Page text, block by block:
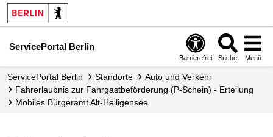
ServicePortal Berlin
Barrierefrei Suche Menü
ServicePortal Berlin Standorte
Auto und Verkehr
Fahrerlaubnis zur Fahrgastbeförderung (P-Schein) - Erteilung
Mobiles Bürgeramt Alt-Heiligensee